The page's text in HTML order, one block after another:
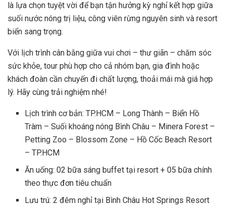
là lựa chọn tuyệt vời để bạn tận hưởng kỳ nghỉ kết hợp giữa
suối nước nóng trị liệu, công viên rừng nguyên sinh và resort
biển sang trọng.
Với lịch trình cân bằng giữa vui chơi – thư giãn – chăm sóc
sức khỏe, tour phù hợp cho cả nhóm bạn, gia đình hoặc
khách đoàn cần chuyến đi chất lượng, thoải mái mà giá hợp
lý. Hãy cùng trải nghiệm nhé!
Lịch trình cơ bản: TP.HCM – Long Thành – Biển Hồ
Tràm – Suối khoáng nóng Bình Châu – Minera Forest –
Petting Zoo – Blossom Zone – Hồ Cốc Beach Resort
– TP.HCM
Ăn uống: 02 bữa sáng buffet tại resort + 05 bữa chính
theo thực đơn tiêu chuẩn
Lưu trú: 2 đêm nghỉ tại Bình Châu Hot Springs Resort